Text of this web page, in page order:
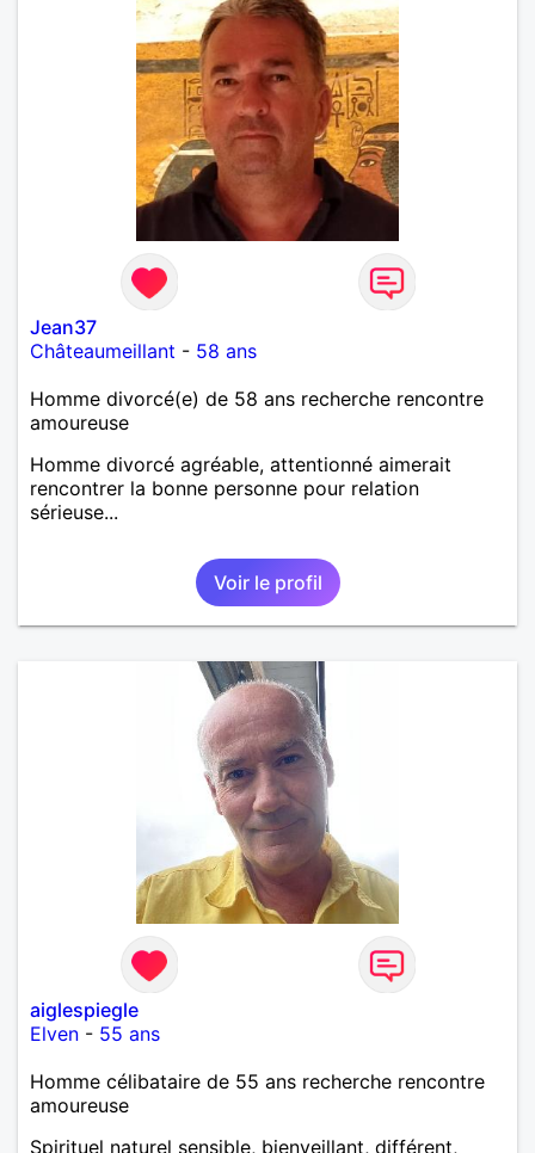
Jean37
Châteaumeillant - 58 ans
Homme divorcé(e) de 58 ans recherche rencontre
amoureuse
Homme divorcé agréable, attentionné aimerait
rencontrer la bonne personne pour relation
sérieuse...
Voir le profil
aiglespiegle
Elven - 55 ans
Homme célibataire de 55 ans recherche rencontre
amoureuse
Spirituel naturel sensible, bienveillant, différent,